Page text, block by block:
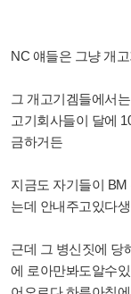
NC 얘들은 그냥 개
그 개고기겜들에서
고기회사들이 달에
금하거든
지금도 자기들이
는데 안내주고있다
근데 그 병신짓에 당
에 로아만봐도알수